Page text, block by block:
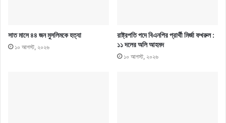
সাত মাসে ৪৪ জন মুসলিমকে হত্যা
১০ আগস্ট, ২০২৬
রাষ্ট্রপতি পদে বিএনপির প্রার্থী মির্জা ফখরুল :
১১ দলের অলি আহমদ
১০ আগস্ট, ২০২৬